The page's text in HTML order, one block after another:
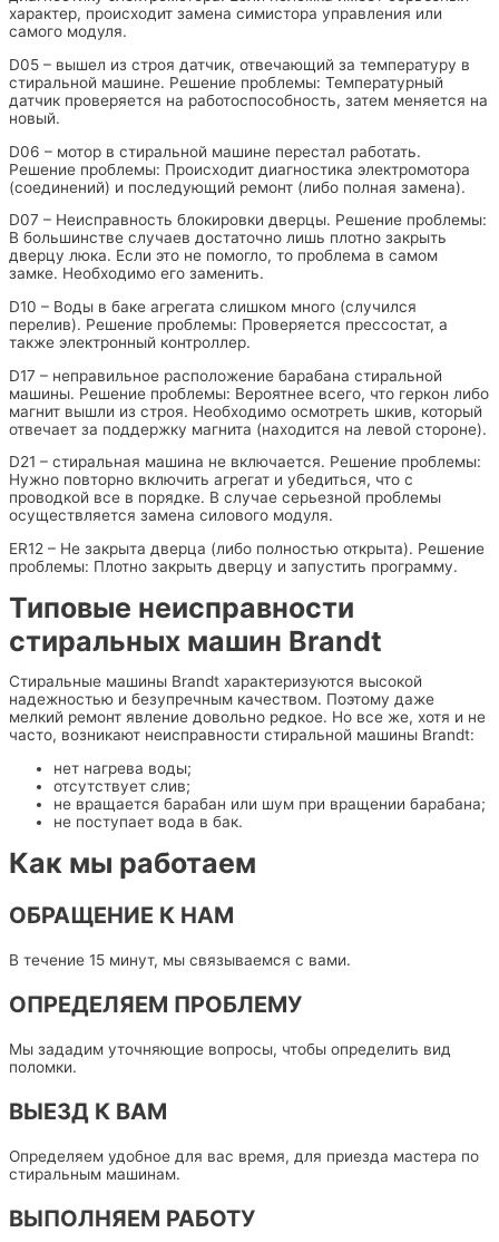
характер, происходит замена симистора управления или
самого модуля.
D05 – вышел из строя датчик, отвечающий за температуру в
стиральной машине. Решение проблемы: Температурный
датчик проверяется на работоспособность, затем меняется на
новый.
D06 – мотор в стиральной машине перестал работать.
Решение проблемы: Происходит диагностика электромотора
(соединений) и последующий ремонт (либо полная замена).
D07 – Неисправность блокировки дверцы. Решение проблемы:
В большинстве случаев достаточно лишь плотно закрыть
дверцу люка. Если это не помогло, то проблема в самом
замке. Необходимо его заменить.
D10 – Воды в баке агрегата слишком много (случился
перелив). Решение проблемы: Проверяется прессостат, а
также электронный контроллер.
D17 – неправильное расположение барабана стиральной
машины. Решение проблемы: Вероятнее всего, что геркон либо
магнит вышли из строя. Необходимо осмотреть шкив, который
отвечает за поддержку магнита (находится на левой стороне).
D21 – стиральная машина не включается. Решение проблемы:
Нужно повторно включить агрегат и убедиться, что с
проводкой все в порядке. В случае серьезной проблемы
осуществляется замена силового модуля.
ER12 – Не закрыта дверца (либо полностью открыта). Решение
проблемы: Плотно закрыть дверцу и запустить программу.
Типовые неисправности
стиральных машин Brandt
Стиральные машины Brandt характеризуются высокой
надежностью и безупречным качеством. Поэтому даже
мелкий ремонт явление довольно редкое. Но все же, хотя и не
часто, возникают неисправности стиральной машины Brandt:
нет нагрева воды;
отсутствует слив;
не вращается барабан или шум при вращении барабана;
не поступает вода в бак.
Как мы работаем
ОБРАЩЕНИЕ К НАМ
В течение 15 минут, мы связываемся с вами.
ОПРЕДЕЛЯЕМ ПРОБЛЕМУ
Мы зададим уточняющие вопросы, чтобы определить вид
поломки.
ВЫЕЗД К ВАМ
Определяем удобное для вас время, для приезда мастера по
стиральным машинам.
ВЫПОЛНЯЕМ РАБОТУ